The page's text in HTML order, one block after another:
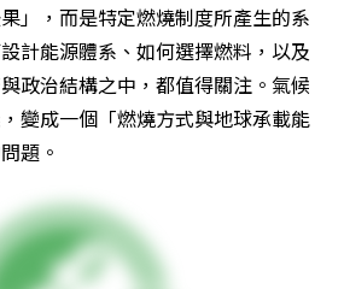
」，而是特定燃燒制度所產生的系
計能源體系、如何選擇燃料，以及
政治結構之中，都值得關注。氣候
變成一個「燃燒方式與地球承載能
題。